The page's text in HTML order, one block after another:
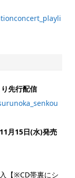
り先行配信
月15日(水)発売
【※CD帯裏にシ